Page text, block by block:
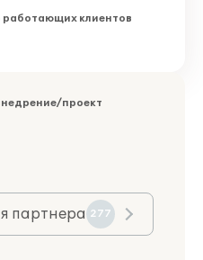
работающих клиентов
проект
партнера 277